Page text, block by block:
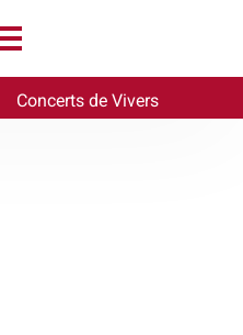
Concerts de Vivers